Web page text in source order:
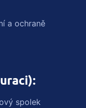
a ochraně
spolek